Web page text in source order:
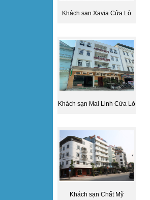
Khách sạn Xavia Cửa Lò
Khách sạn Mai Linh Cửa Lò
Khách sạn Chất Mỹ